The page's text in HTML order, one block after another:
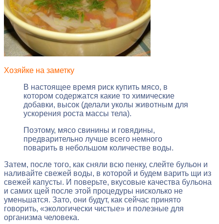
Хозяйке на заметку
В настоящее время риск купить мясо, в
котором содержатся какие то химические
добавки, высок (делали уколы животным для
ускорения роста массы тела).
Поэтому, мясо свинины и говядины,
предварительно лучше всего немного
поварить в небольшом количестве воды.
Затем, после того, как сняли всю пенку, слейте бульон и
наливайте свежей воды, в которой и будем варить щи из
свежей капусты. И поверьте, вкусовые качества бульона
и самих щей после этой процедуры нисколько не
уменьшатся. Зато, они будут, как сейчас принято
говорить, «экологически чистые» и полезные для
организма человека.